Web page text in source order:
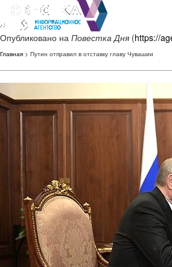
Опубликовано на Повестка Дня (https://
Главная > Путин отправил в отставку главу Чувашии